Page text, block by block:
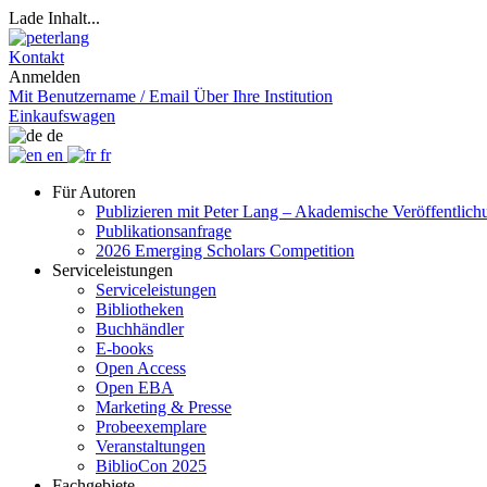
Lade Inhalt...
Kontakt
Anmelden
Mit Benutzername / Email Über Ihre Institution
Einkaufswagen
de
en
fr
Für Autoren
Publizieren mit Peter Lang – Akademische
Publikationsanfrage
2026 Emerging Scholars Competition
Serviceleistungen
Serviceleistungen
Bibliotheken
Buchhändler
E-books
Open Access
Open EBA
Marketing & Presse
Probeexemplare
Veranstaltungen
BiblioCon 2025